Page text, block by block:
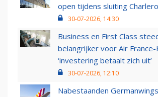
open tijdens sluiting
30-07-2026, 14:30
Business en First Class
belangrijker voor Air France-
‘investering betaalt zich uit’
30-07-2026, 12:10
Nabestaanden